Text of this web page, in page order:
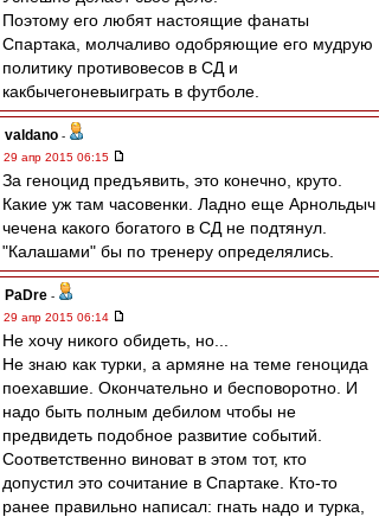
Поэтому его любят настоящие фанаты
Спартака, молчаливо одобряющие его мудрую
политику противовесов в СД и
какбычегоневыиграть в футболе.
valdano -
29 апр 2015 06:15
За геноцид предъявить, это конечно, круто.
Какие уж там часовенки. Ладно еще Арнольдыч
чечена какого богатого в СД не подтянул.
"Калашами" бы по тренеру определялись.
PaDre -
29 апр 2015 06:14
Не хочу никого обидеть, но...
Не знаю как турки, а армяне на теме геноцида
поехавшие. Окончательно и бесповоротно. И
надо быть полным дебилом чтобы не
предвидеть подобное развитие событий.
Соответственно виноват в этом тот, кто
допустил это сочитание в Спартаке. Кто-то
ранее правильно написал: гнать надо и турка,